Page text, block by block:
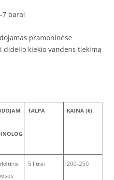
7 barai
pramoninėse
kiekio vandens tiekimą
TALPA KAINA (€)
5 litrai 200-250